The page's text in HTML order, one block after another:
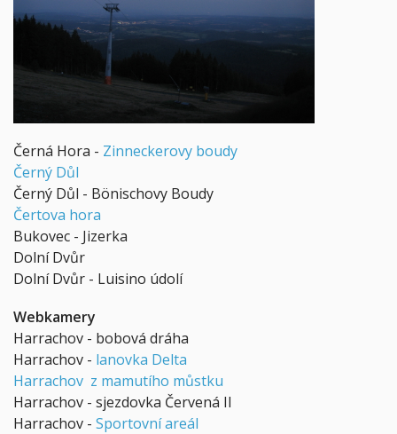
Černá Hora - Zinneckerovy boudy
Černý Důl
Černý Důl - Bönischovy Boudy
Čertova hora
Bukovec - Jizerka
Dolní Dvůr
Dolní Dvůr - Luisino údolí
Webkamery
Harrachov - bobová dráha
Harrachov - lanovka Delta
Harrachov z mamutího můstku
Harrachov - sjezdovka Červená II
Harrachov - Sportovní areál